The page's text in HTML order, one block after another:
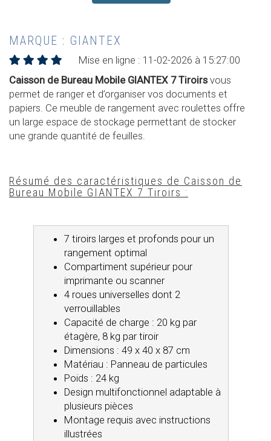
MARQUE : GIANTEX
Mise en ligne : 11-02-2026 à 15:27:00
Caisson de Bureau Mobile GIANTEX 7 Tiroirsvous
permet de ranger et d’organiser vos documents et
papiers. Ce meuble de rangement avec roulettes offre
un large espace de stockage permettant de stocker
une grande quantité de feuilles.
Résumé des caractéristiques de Caisson de
Bureau Mobile GIANTEX 7 Tiroirs :
7 tiroirs larges et profonds pour un
rangement optimal
Compartiment supérieur pour
imprimante ou scanner
4 roues universelles dont 2
verrouillables
Capacité de charge : 20 kg par
étagère, 8 kg par tiroir
Dimensions : 49 x 40 x 87 cm
Matériau : Panneau de particules
Poids : 24 kg
Design multifonctionnel adaptable à
plusieurs pièces
Montage requis avec instructions
illustrées